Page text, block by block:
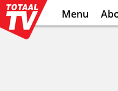
Menu